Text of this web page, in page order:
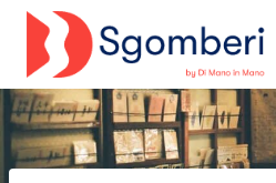
Salta
contenuto